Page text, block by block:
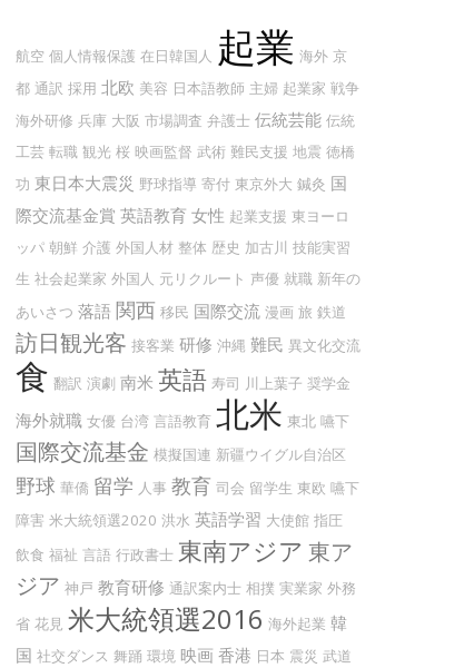
航空 個人情報保護 在日韓国人 起業 海外 京
都 通訳 採用 北欧 美容 日本語教師 主婦 起業家 戦争
海外研修 兵庫 大阪 市場調査 弁護士 伝統芸能 伝統
工芸 転職 観光 桜 映画監督 武術 難民支援 地震 徳橋
功 東日本大震災 野球指導 寄付 東京外大 鍼灸 国
際交流基金賞 英語教育 女性 起業支援 東ヨーロ
ッパ 朝鮮 介護 外国人材 整体 歴史 加古川 技能実習
生 社会起業家 外国人 元リクルート 声優 就職 新年の
あいさつ 落語 関西 移民 国際交流 漫画 旅 鉄道
訪日観光客 接客業 研修 沖縄 難民 異文化交流
食 翻訳 演劇 南米 英語 寿司 川上葉子 奨学金
海外就職 女優 台湾 言語教育 北米 東北 嚥下
国際交流基金 模擬国連 新疆ウイグル自治区
野球 華僑 留学 人事 教育 司会 留学生 東欧 嚥下
障害 米大統領選2020 洪水 英語学習 大使館 指圧
飲食 福祉 言語 行政書士 東南アジア 東ア
ジア 神戸 教育研修 通訳案内士 相撲 実業家 外務
省 花見 米大統領選2016 海外起業 韓
国 社交ダンス 舞踊 環境 映画 香港 日本 震災 武道